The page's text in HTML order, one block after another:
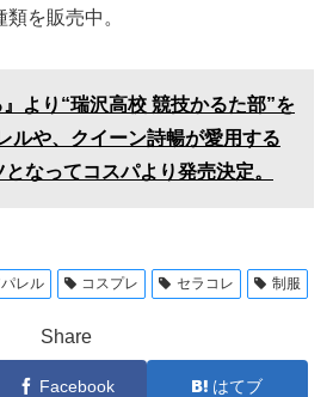
を販売中。
』より“瑞沢高校 競技かるた部”を
ルや、クイーン詩暢が愛用する
なってコスパより発売決定。
レル コスプレ セラコレ 制服
Share
Facebook はてブ